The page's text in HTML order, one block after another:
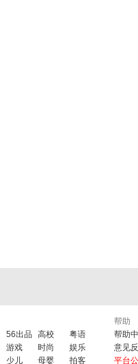
56出品 高校
粤语
游戏 时尚
娱乐
少儿 母婴 拍客
帮助
帮助
意见
平台